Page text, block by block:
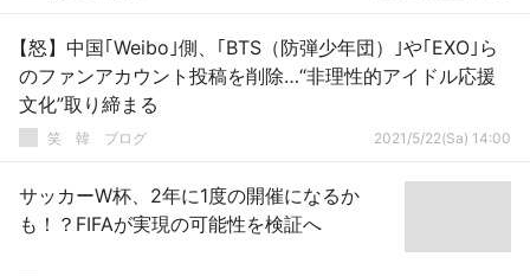
【怒】中国｢Weibo｣側、｢BTS（防弾少年団）｣や｢EXO｣ら
のファンアカウント投稿を削除…“非理性的アイドル応援
文化”取り締まる
笑 韓 ブログ 2021/5/22(Sa) 14:00
サッカーW杯、2年に1度の開催になるか
も！？FIFAが実現の可能性を検証へ